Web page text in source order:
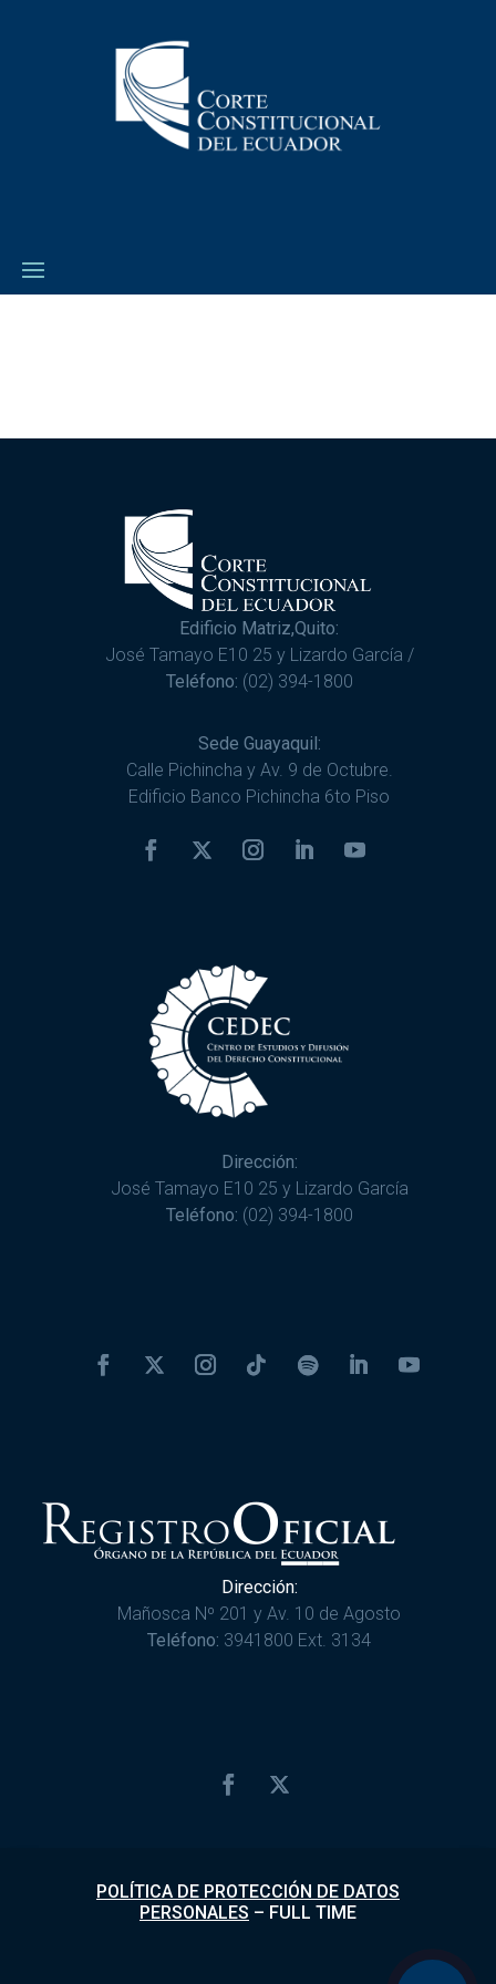
Edificio Matriz,Quito:
José Tamayo E10 25 y Lizardo García /
Teléfono: (02) 394-1800
Sede Guayaquil:
Calle Pichincha y Av. 9 de Octubre.
Edificio Banco Pichincha 6to Piso
Dirección:
José Tamayo E10 25 y Lizardo García
Teléfono: (02) 394-1800
Dirección:
Mañosca Nº 201 y Av. 10 de Agosto
Teléfono: 3941800 Ext. 3134
POLÍTICA DE PROTECCIÓN DE DATOS
PERSONALES – FULL TIME